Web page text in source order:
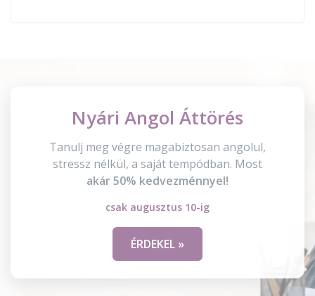
Nyári Angol Áttörés
Tanulj meg végre magabiztosan angolul,
stressz nélkül, a saját tempódban. Most
akár 50% kedvezménnyel!
csak augusztus 10-ig
ÉRDEKEL »